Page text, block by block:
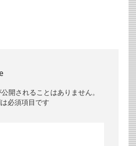
開されることはありません。
必須項目です